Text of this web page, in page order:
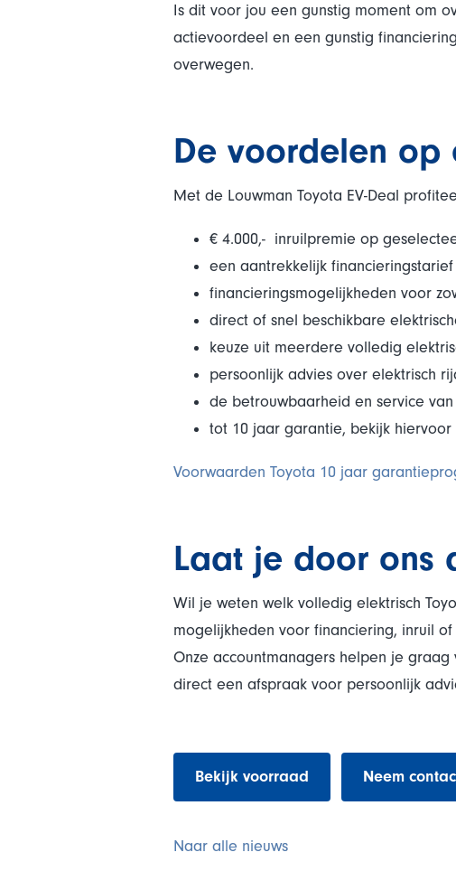
Is dit voor jou een gunstig moment om
actievoordeel en een gunstig
overwegen.
De voordelen op
Met de Louwman Toyota EV-Deal
€ 4.000,- inruilpremie op
een aantrekkelijk financieringstarief
financieringsmogelijkheden voor
direct of snel beschikbare
keuze uit meerdere volledig
persoonlijk advies over elektrisch
de betrouwbaarheid en service van
tot 10 jaar garantie, bekijk
Voorwaarden Toyota 10 jaar
Laat je door ons
Wil je weten welk volledig elektrisch
mogelijkheden voor financiering, inruil
Onze accountmanagers helpen je
direct een afspraak voor persoonlijk
Bekijk voorraad Neem
Naar alle nieuws